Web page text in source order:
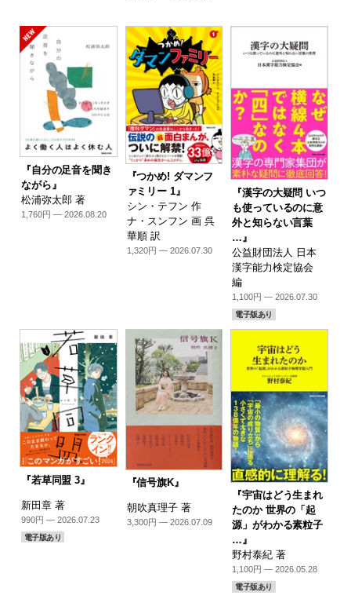
『自分の足音を聞き
ながら』
松浦弥太郎 著
1,760円 — 2026.08.20
『つかめ! ダマンフ
ァミリー 1』
シン・テフン 作
ナ・スンフン 画 呉
華順 訳
1,320円 — 2026.07.30
『漢字の大疑問 いつ
も使っているのに意
外と知らない言葉
…』
公益財団法人 日本
漢字能力検定協会
編
1,100円 — 2026.07.30
電子版あり
『若草同盟 3』
新田章 著
990円 — 2026.07.23
電子版あり
『信号旗K』
朝吹真理子 著
3,300円 — 2026.07.09
『宇宙はどう生まれ
たのか 世界の「起
源」がわかる素粒子
…』
野村泰紀 著
1,100円 — 2026.05.28
電子版あり